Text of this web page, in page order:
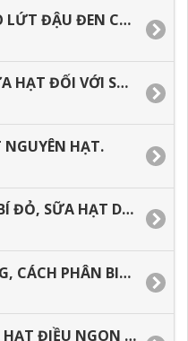
UỐNG TRÀ GẠO LỨT ĐẬU ĐEN CÓ TÁC DỤNG GÌ, THƯỜNG XUYÊN SỬ DỤNG CÓ TỐT KHÔNG?
LỢI ÍCH CỦA SỮA HẠT ĐỐI VỚI SỨC KHỎE
HẠT.
SỮA HẠT ĐIỀU BÍ ĐỎ, SỮA HẠT DINH DƯỠNG CHO BẠN.
MẬT ONG RỪNG, CÁCH PHÂN BIỆT MẬT ONG RỪNG VÀ MẬT ONG NUÔI.
CÁCH LÀM SỮA HẠT ĐIỀU NGON TẠI NHÀ